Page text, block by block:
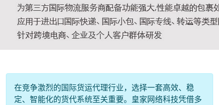
在竞争激烈的国际货运代理行业，选择一套高效、稳
定、智能化的货代系统至关重要。皇家网络科技凭借多